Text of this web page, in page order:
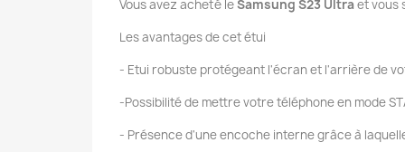
Vous avez acheté leSamsung S23 Ultra et vous
Les avantages de cet étui
- Etui robuste protégeant l'écran et l'arrière de
-Possibilité de mettre votre téléphone en mode
- Présence d'une encoche interne grâce à